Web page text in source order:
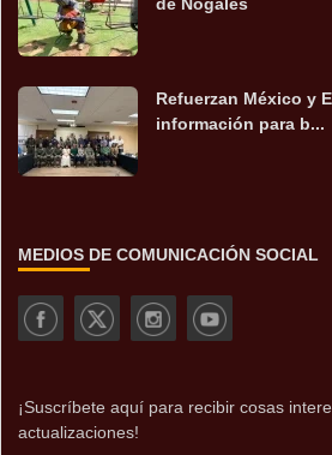
de Nogales
Refuerzan México y
información para b...
MEDIOS DE COMUNICACIÓN SOCIAL
¡Suscríbete aquí para recibir cosas
actualizaciones!